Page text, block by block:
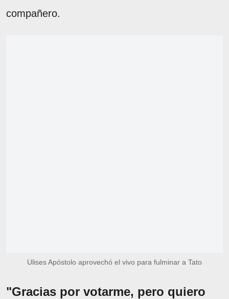
compañero.
Ulises Apóstolo aprovechó el vivo para fulminar a Tato
"Gracias por votarme, pero quiero